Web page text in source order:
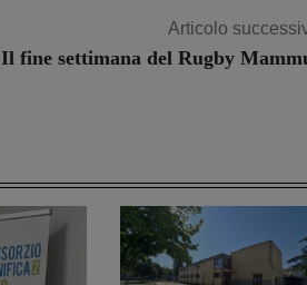
Articolo
Il fine settimana del Rugby